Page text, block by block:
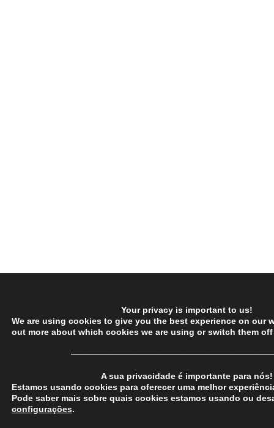
Your privacy is important to us!
We are using cookies to give you the best experience on our
out more about which cookies we are using or switch them
A sua privacidade é importante para nós!
Estamos usando cookies para oferecer uma melhor
Pode saber mais sobre quais cookies estamos usando ou
configurações.